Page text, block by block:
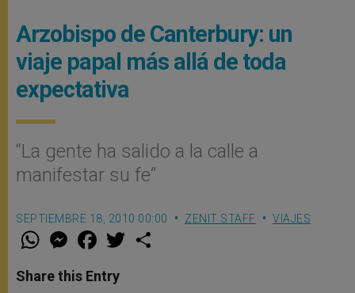
Arzobispo de Canterbury: un
viaje papal más allá de toda
expectativa
“La gente ha salido a la calle a
manifestar su fe”
SEPTIEMBRE 18, 2010 00:00 ZENIT STAFF VIAJES
W
t
s
M
e
s
e
F
a
e
b
w
Share this Entry